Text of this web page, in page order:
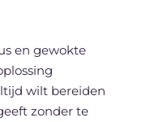
en gewokte
wilt bereiden
zonder te